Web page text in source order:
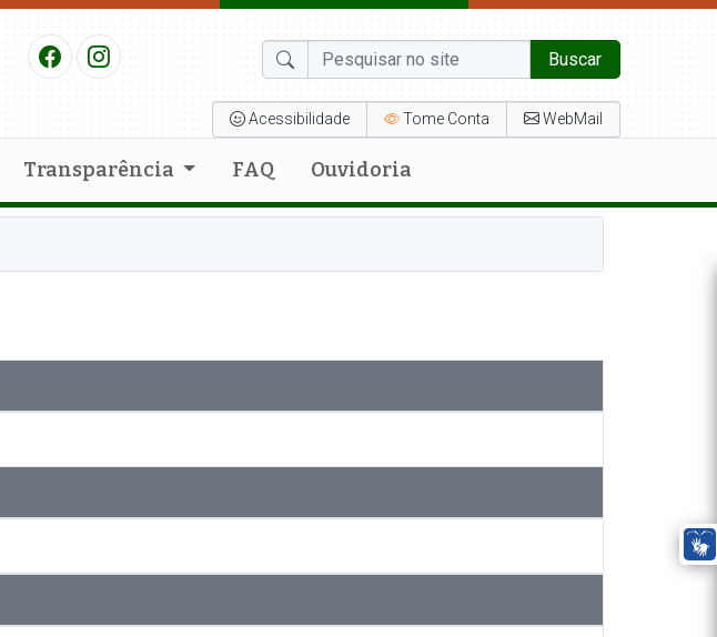
Buscar
Acessibilidade Tome Conta WebMail
Transparência FAQ Ouvidoria